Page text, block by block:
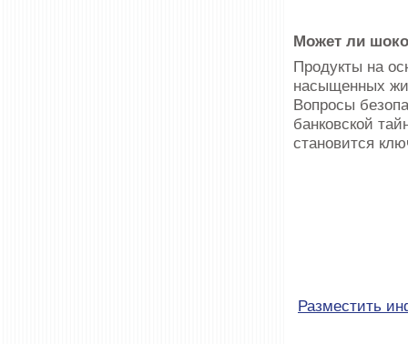
Может ли
Продукты на
насыщенных
Вопросы
банковской
становится
Разместить